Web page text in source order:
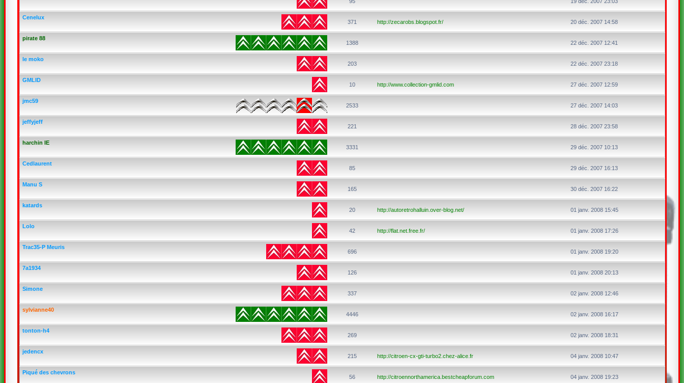
Cenelux
371 http://zecarobs.blogspot.fr/ 20 déc. 2007 14:58
pirate 88
1388 22 déc. 2007 12:41
le moko
203 22 déc. 2007 23:18
GMLID
10 http://www.collection-gmlid.com 27 déc. 2007 12:59
jmc59
2533 27 déc. 2007 14:03
jeffyjeff
221 28 déc. 2007 23:58
harchin IE
3331 29 déc. 2007 10:13
Cedlaurent
85 29 déc. 2007 16:13
Manu S
165 30 déc. 2007 16:22
katards
20 http://autoretrohalluin.over-blog.net/ 01 janv. 2008 15:45
Lolo
42 http://flat.net.free.fr/ 01 janv. 2008 17:26
Trac35-P Meuris
696 01 janv. 2008 19:20
7a1934
126 01 janv. 2008 20:13
Simone
337 02 janv. 2008 12:46
sylvianne40
4446 02 janv. 2008 16:17
tonton-h4
269 02 janv. 2008 18:31
jedencx
215 http://citroen-cx-gti-turbo2.chez-alice.fr 04 janv. 2008 10:47
Piqué des chevrons
56 http://citroennorthamerica.bestcheapforum.com 04 janv. 2008 19:23